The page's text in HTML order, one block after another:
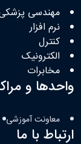
مهندسی
نرم افزار
کنترل
الکترونیک
مخابرات
واحدها و
معاونت آموزشی
ارتباط با ما